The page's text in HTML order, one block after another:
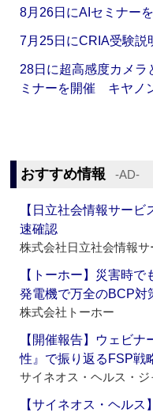
8月26日にAIセミナー
7月25日にCRIA受験
28日に超高感度カメラ
ミナーを開催 キヤノ
おすすめ情報 ‐AD‐
【日立社会情報サー
速確認
株式会社日立社会情報サ
【トーホー】災害時
発電機で万全のBCP対
株式会社トーホー
【開催報告】ウェビ
性』で振り返るFSP戦
サイネオス・ヘルス・
【サイネオス・ヘル